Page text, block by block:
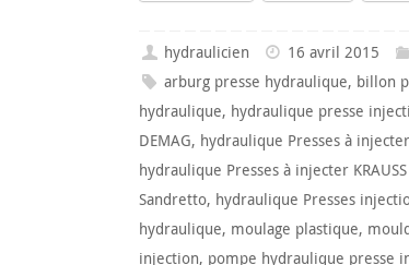
hydraulicien 16 avril 2015
arburg presse hydraulique, billon
hydraulique, hydraulique presse
DEMAG, hydraulique Presses à injecter
hydraulique Presses à injecter KRAUSS
Sandretto, hydraulique Presses
hydraulique, moulage plastique,
injection, pompe hydraulique presse